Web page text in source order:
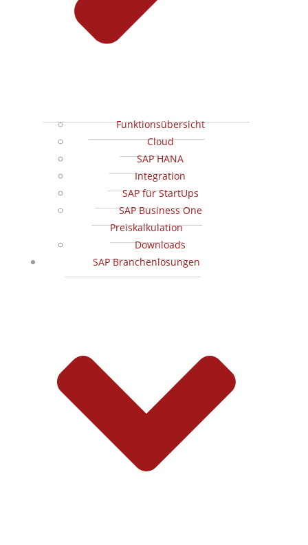
Funktionsübersicht
Cloud
SAP HANA
Integration
SAP für StartUps
SAP Business One
Preiskalkulation
Downloads
SAP Branchenlösungen